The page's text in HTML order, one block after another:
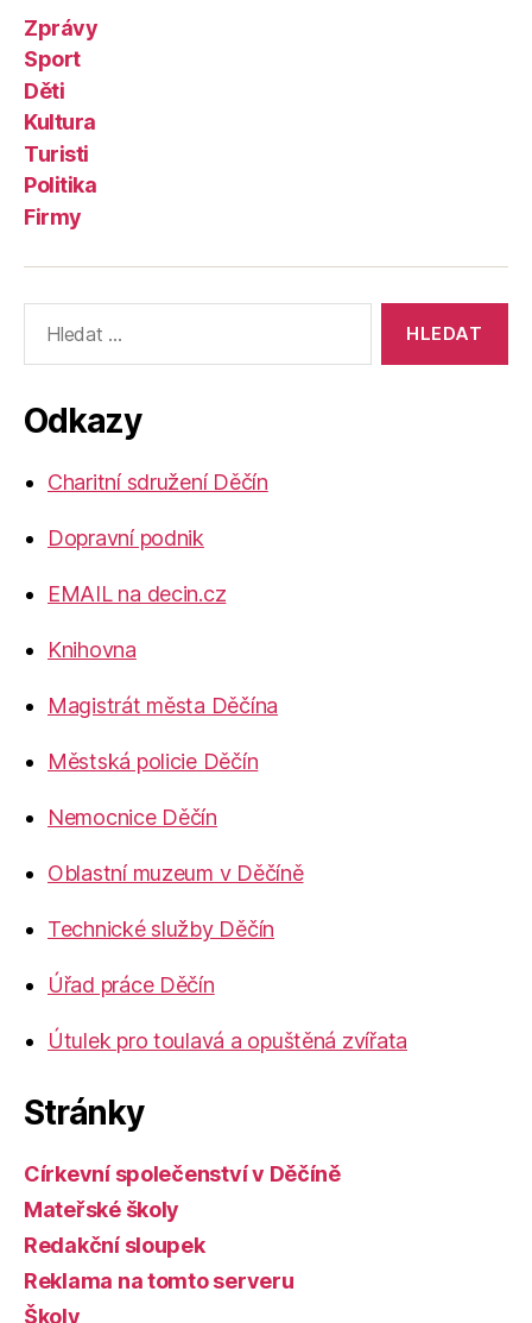
Zprávy
Sport
Děti
Kultura
Turisti
Politika
Firmy
vyhledávání:
Odkazy
Charitní sdružení Děčín
Dopravní podnik
EMAIL na decin.cz
Knihovna
Magistrát města Děčína
Městská policie Děčín
Nemocnice Děčín
Oblastní muzeum v Děčíně
Technické služby Děčín
Úřad práce Děčín
Útulek pro toulavá a opuštěná zvířata
Stránky
Církevní společenství v Děčíně
Mateřské školy
Redakční sloupek
Reklama na tomto serveru
Školy